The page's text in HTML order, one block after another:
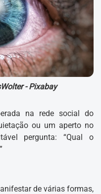
- Pixabay
na rede social do
ou um aperto no
pergunta: “Qual o
de várias formas,